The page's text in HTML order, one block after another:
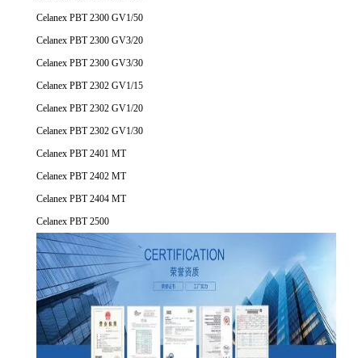
Celanex PBT 2300 GV1/50
Celanex PBT 2300 GV3/20
Celanex PBT 2300 GV3/30
Celanex PBT 2302 GV1/15
Celanex PBT 2302 GV1/20
Celanex PBT 2302 GV1/30
Celanex PBT 2401 MT
Celanex PBT 2402 MT
Celanex PBT 2404 MT
Celanex PBT 2500